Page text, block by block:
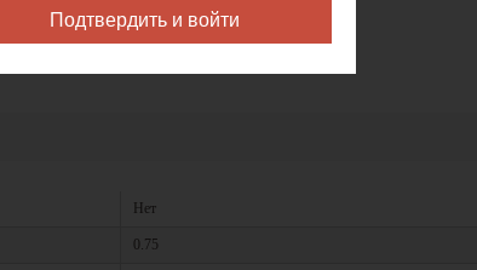
Нет
0.75
Подтвердить и войти